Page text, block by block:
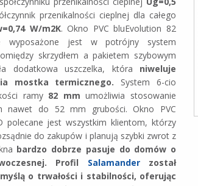
przenikalności cieplnej dla całego
W/m2K. Okno PVC bluEvolution 82
wyposażone jest w potrójny system
skrzydłem a pakietem szybowym
dodatkowa uszczelka, która niweluje
mostka termicznego. System 6-cio
ramy 82 mm umożliwia stosowanie
nawet do 52 mm grubości. Okno PVC
polecane jest wszystkim klientom, którzy
do zakupów i planują szybki zwrot z
bardzo dobrze pasuje do domów o
Profil Salamanderzostał
o trwałości i stabilności, oferując